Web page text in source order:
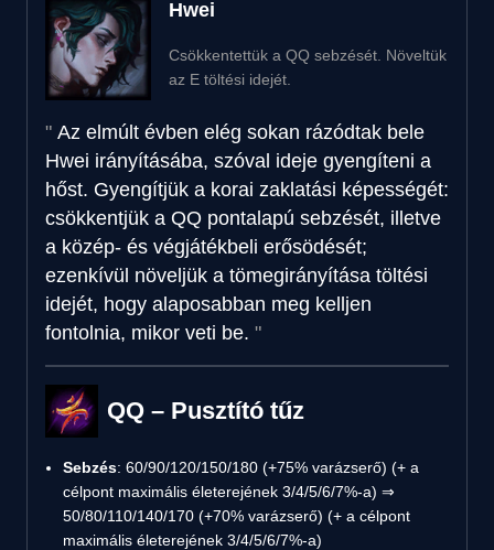
Hwei
Csökkentettük a QQ sebzését. Növeltük
az E töltési idejét.
Az elmúlt évben elég sokan rázódtak bele
Hwei irányításába, szóval ideje gyengíteni a
hőst. Gyengítjük a korai zaklatási képességét:
csökkentjük a QQ pontalapú sebzését, illetve
a közép- és végjátékbeli erősödését;
ezenkívül növeljük a tömegirányítása töltési
idejét, hogy alaposabban meg kelljen
fontolnia, mikor veti be.
QQ – Pusztító tűz
Sebzés: 60/90/120/150/180 (+75% varázserő) (+ a
célpont maximális életerejének 3/4/5/6/7%-a) ⇒
50/80/110/140/170 (+70% varázserő) (+ a célpont
maximális életerejének 3/4/5/6/7%-a)